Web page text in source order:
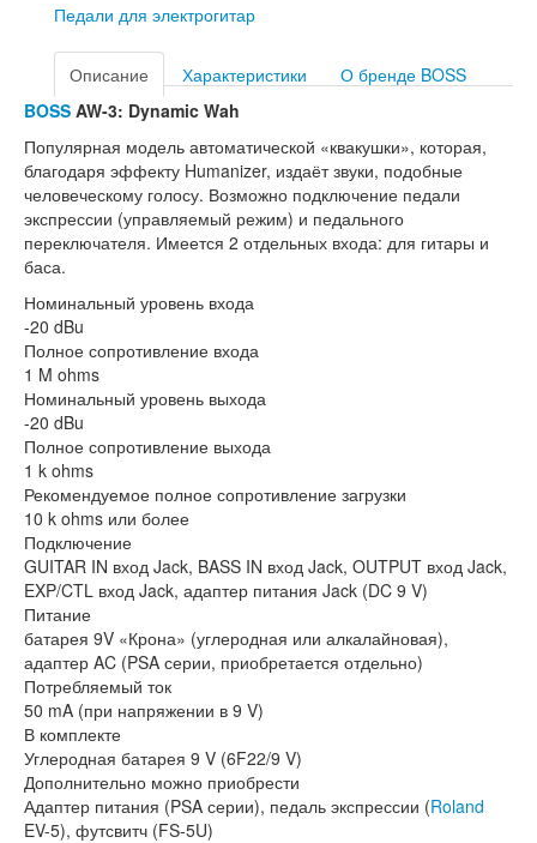
Педали для электрогитар
Описание Характеристики
О бренде BOSS
BOSS AW-3: Dynamic Wah
Популярная модель автоматической «квакушки», которая,
благодаря эффекту Humanizer, издаёт звуки, подобные
человеческому голосу. Возможно подключение педали
экспрессии (управляемый режим) и педального
переключателя. Имеется 2 отдельных входа: для гитары и
баса.
Номинальный уровень входа
-20 dBu
Полное сопротивление входа
1 M ohms
Номинальный уровень выхода
-20 dBu
Полное сопротивление выхода
1 k ohms
Рекомендуемое полное сопротивление загрузки
10 k ohms или более
Подключение
GUITAR IN вход Jack, BASS IN вход Jack, OUTPUT вход Jack,
EXP/CTL вход Jack, адаптер питания Jack (DC 9 V)
Питание
батарея 9V «Крона» (углеродная или алкалайновая),
адаптер AC (PSA серии, приобретается отдельно)
Потребляемый ток
50 mA (при напряжении в 9 V)
В комплекте
Углеродная батарея 9 V (6F22/9 V)
Дополнительно можно приобрести
Адаптер питания (PSA серии), педаль экспрессии (Roland
EV-5), футсвитч (FS-5U)